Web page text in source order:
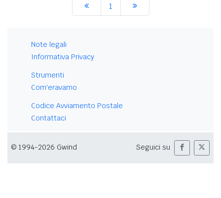
1
Note legali
Informativa Privacy
Strumenti
Com'eravamo
Codice Avviamento Postale
Contattaci
© 1994-2026 Gwind Seguici su